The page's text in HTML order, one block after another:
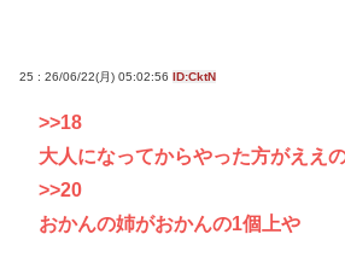
25 : 26/06/22(月) 05:02:56 ID:CktN
>>18
大人になってからやった方がええ
>>20
おかんの姉がおかんの1個上や